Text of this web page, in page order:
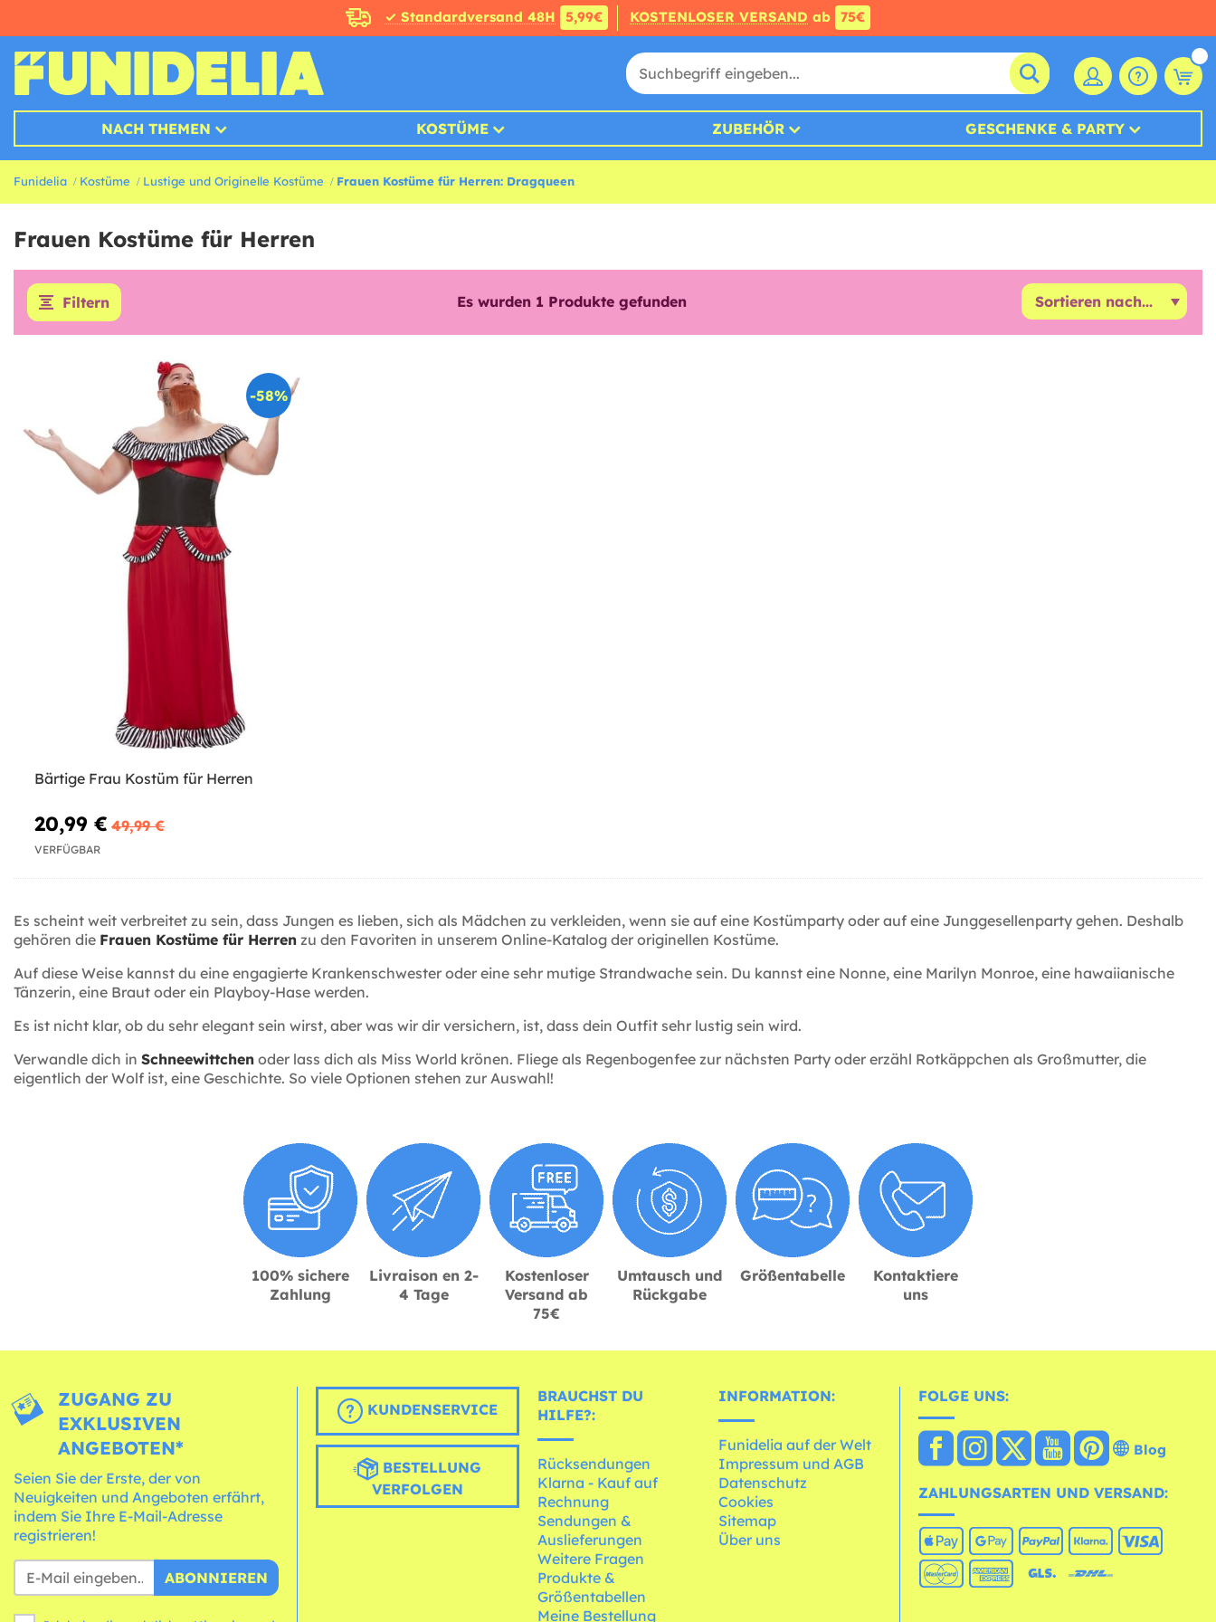
✓ Standardversand 48H 5,99€ KOSTENLOSER VERSAND ab 75€
NACH THEMEN KOSTÜME ZUBEHÖR GESCHENKE & PARTY
Funidelia Kostüme Lustige und Originelle Kostüme Frauen Kostüme für Herren: Dragqueen
Frauen Kostüme für Herren
Filtern Es wurden 1 Produkte gefunden
-58%
Bärtige Frau Kostüm für Herren
20,99 € 49,99 €
VERFÜGBAR
Es scheint weit verbreitet zu sein, dass Jungen es lieben, sich als Mädchen zu verkleiden, wenn sie auf eine Kostümparty oder auf eine Junggesellenparty gehen. Deshalb
gehören die Frauen Kostüme für Herren zu den Favoriten in unserem Online-Katalog der originellen Kostüme.
Auf diese Weise kannst du eine engagierte Krankenschwester oder eine sehr mutige Strandwache sein. Du kannst eine Nonne, eine Marilyn Monroe, eine hawaiianische
Tänzerin, eine Braut oder ein Playboy-Hase werden.
Es ist nicht klar, ob du sehr elegant sein wirst, aber was wir dir versichern, ist, dass dein Outfit sehr lustig sein wird.
Verwandle dich in Schneewittchen oder lass dich als Miss World krönen. Fliege als Regenbogenfee zur nächsten Party oder erzähl Rotkäppchen als Großmutter, die
eigentlich der Wolf ist, eine Geschichte. So viele Optionen stehen zur Auswahl!
100% sichere
Zahlung
Livraison en 2-
4 Tage
Kostenloser
Versand ab
75€
Umtausch und
Rückgabe
Größentabelle
Kontaktiere
uns
ZUGANG ZU
EXKLUSIVEN
ANGEBOTEN*
Seien Sie der Erste, der von
Neuigkeiten und Angeboten erfährt,
indem Sie Ihre E-Mail-Adresse
registrieren!
ABONNIEREN
KUNDENSERVICE
BESTELLUNG
VERFOLGEN
BRAUCHST DU
HILFE?:
Rücksendungen
Klarna - Kauf auf
Rechnung
Sendungen &
Auslieferungen
Weitere Fragen
Produkte &
Größentabellen
Meine Bestellung
INFORMATION:
Funidelia auf der Welt
Impressum und AGB
Datenschutz
Cookies
Sitemap
Über uns
FOLGE UNS:
Blog
ZAHLUNGSARTEN UND VERSAND: